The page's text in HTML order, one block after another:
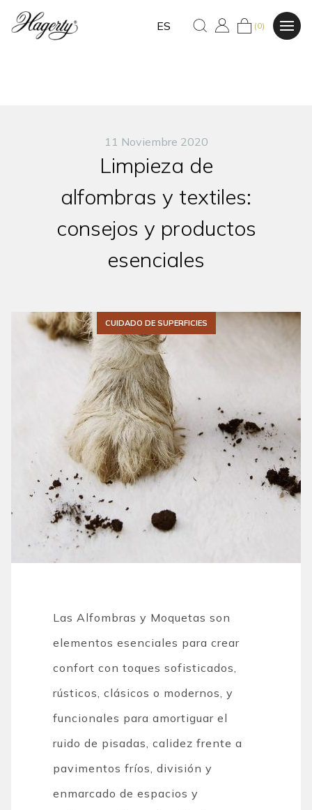
ES (0)
11 Noviembre 2020
Limpieza de
alfombras y textiles:
consejos y productos
esenciales
CUIDADO DE SUPERFICIES
Las Alfombras y Moquetas son
elementos esenciales para crear
confort con toques sofisticados,
rústicos, clásicos o modernos, y
funcionales para amortiguar el
ruido de pisadas, calidez frente a
pavimentos fríos, división y
enmarcado de espacios y